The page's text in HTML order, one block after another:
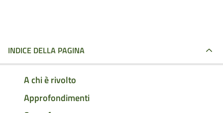
INDICE DELLA PAGINA
A chi è rivolto
Approfondimenti